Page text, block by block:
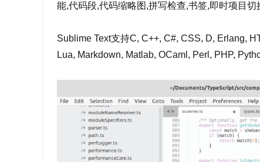
能,代码段,代码缩略图,拼写检查,书签,即时项目
Sublime Text支持C, C++, C#, CSS, D, Erlang,
Lua, Markdown, Matlab, OCaml, Perl, PHP,